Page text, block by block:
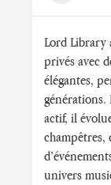
Lord Library
privés avec
élégantes,
générations.
actif, il
champêtres,
univers